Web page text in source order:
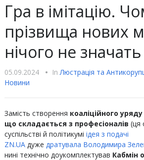
Гра в імітацію.
прізвища нових
нічого не значать
05.09.2024 • InЛюстрацiя та
Новини
Замість створення коаліційного
що складається з професіоналів (ця
суспільстві й політикумі ідея з подачі
ZN.UAдуже дратувала Володимира
нині технічно доукомплектував Кабмін